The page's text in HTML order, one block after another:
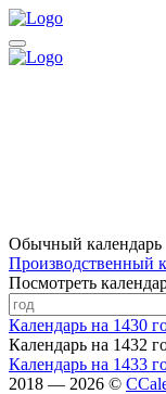
Обычный календарь
Производственный
Посмотреть
Календарь на 1430
Календарь на 1432
Календарь на 1433
2018 — 2026 ©